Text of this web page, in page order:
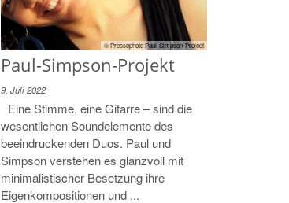
© Pressephoto Paul-Simpson-Project
Paul-Simpson-Projekt
9. Juli 2022
Eine Stimme, eine Gitarre – sind die
wesentlichen Soundelemente des
beeindruckenden Duos. Paul und
Simpson verstehen es glanzvoll mit
minimalistischer Besetzung ihre
Eigenkompositionen und ...